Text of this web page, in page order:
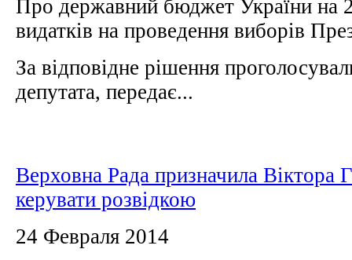
Про державний бюджет України на
видатків на проведення виборів
За відповідне рішення
депутата, передає...
Верховна Рада призначила Віктора
керувати розвідкою
24 Февраля 2014